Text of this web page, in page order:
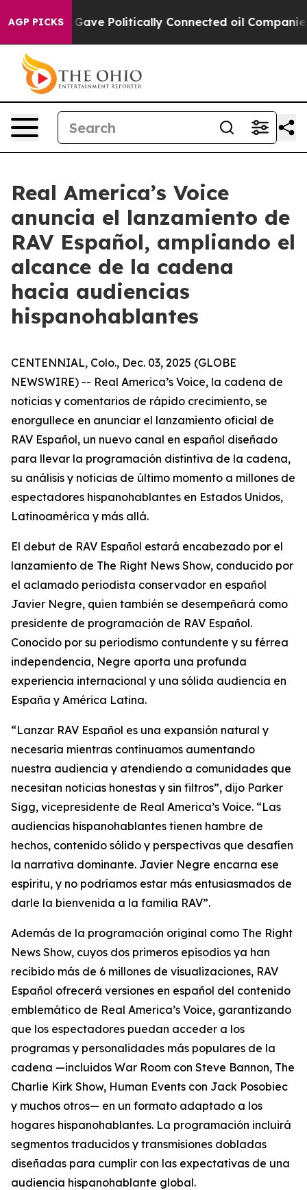
AGP PICKS
Trump Gave Politically Connected oil Companies
Real America’s Voice
anuncia el lanzamiento de
RAV Español, ampliando el
alcance de la cadena
hacia audiencias
hispanohablantes
CENTENNIAL, Colo., Dec. 03, 2025 (GLOBE
NEWSWIRE) -- Real America’s Voice, la cadena de
noticias y comentarios de rápido crecimiento, se
enorgullece en anunciar el lanzamiento oficial de
RAV Español, un nuevo canal en español diseñado
para llevar la programación distintiva de la cadena,
su análisis y noticias de último momento a millones de
espectadores hispanohablantes en Estados Unidos,
Latinoamérica y más allá.
El debut de RAV Español estará encabezado por el
lanzamiento de The Right News Show, conducido por
el aclamado periodista conservador en español
Javier Negre, quien también se desempeñará como
presidente de programación de RAV Español.
Conocido por su periodismo contundente y su férrea
independencia, Negre aporta una profunda
experiencia internacional y una sólida audiencia en
España y América Latina.
“Lanzar RAV Español es una expansión natural y
necesaria mientras continuamos aumentando
nuestra audiencia y atendiendo a comunidades que
necesitan noticias honestas y sin filtros”, dijo Parker
Sigg, vicepresidente de Real America’s Voice. “Las
audiencias hispanohablantes tienen hambre de
hechos, contenido sólido y perspectivas que desafíen
la narrativa dominante. Javier Negre encarna ese
espíritu, y no podríamos estar más entusiasmados de
darle la bienvenida a la familia RAV”.
Además de la programación original como The Right
News Show, cuyos dos primeros episodios ya han
recibido más de 6 millones de visualizaciones, RAV
Español ofrecerá versiones en español del contenido
emblemático de Real America’s Voice, garantizando
que los espectadores puedan acceder a los
programas y personalidades más populares de la
cadena —incluidos War Room con Steve Bannon, The
Charlie Kirk Show, Human Events con Jack Posobiec
y muchos otros— en un formato adaptado a los
hogares hispanohablantes. La programación incluirá
segmentos traducidos y transmisiones dobladas
diseñadas para cumplir con las expectativas de una
audiencia hispanohablante global.